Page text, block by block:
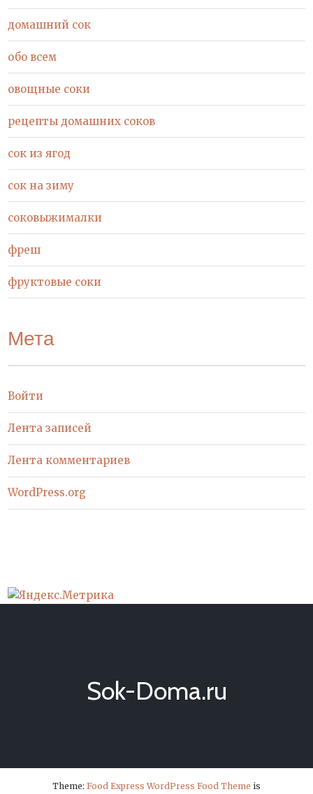
домашний сок
обо всем
овощные соки
рецепты домашних соков
сок из ягод
сок на зиму
соковыжималки
фреш
фруктовые соки
Мета
Войти
Лента записей
Лента комментариев
WordPress.org
Sok-Doma.ru
Theme: Food Express WordPress Food Theme is